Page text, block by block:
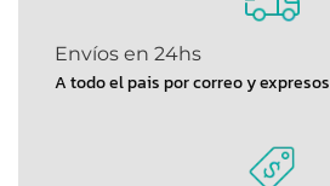
Envíos en 24hs
A todo el pais por correo y expresos